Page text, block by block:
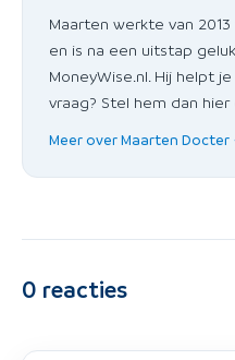
Maarten werkte van
en is na een uitstap
MoneyWise.nl. Hij helpt
vraag? Stel hem dan
Meer over Maarten
0 reacties